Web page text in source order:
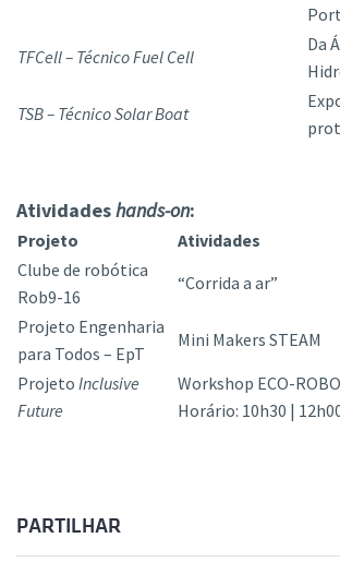
TFCell – Técnico Fuel Cell
Da
TSB – Técnico Solar Boat
Atividadeshands-on:
Projeto
Atividades
Clube de robótica
Rob9-16
“Corrida a ar”
Projeto Engenharia
para Todos – EpT
Mini Makers STEAM
Projeto Inclusive
Future
Workshop ECO-
Horário: 10h30 |
PARTILHAR